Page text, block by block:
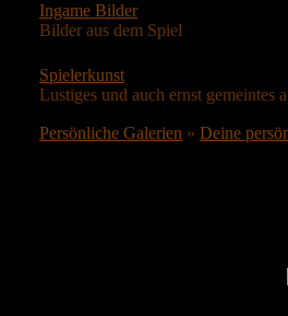
Ingame Bilder
Bilder aus dem Spiel
Spielerkunst
Lustiges und auch ernst gemeintes
Persönliche Galerien » Deine